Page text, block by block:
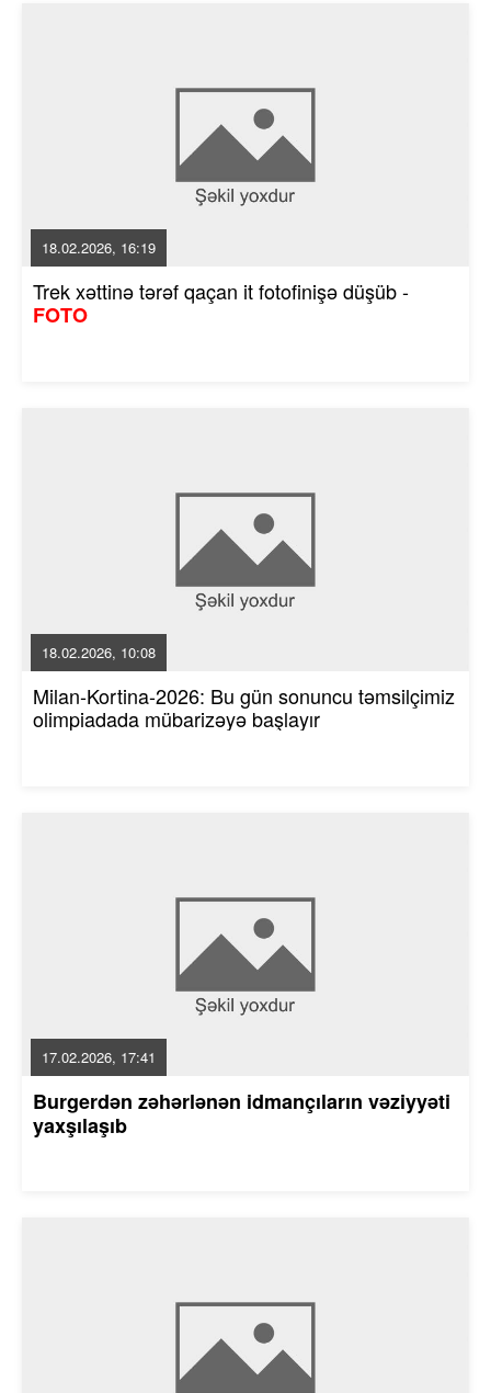
18.02.2026, 16:19
Trek xəttinə tərəf qaçan it fotofinişə düşüb -
FOTO
18.02.2026, 10:08
Milan-Kortina-2026: Bu gün sonuncu təmsilçimiz
olimpiadada mübarizəyə başlayır
17.02.2026, 17:41
Burgerdən zəhərlənən idmançıların vəziyyəti
yaxşılaşıb